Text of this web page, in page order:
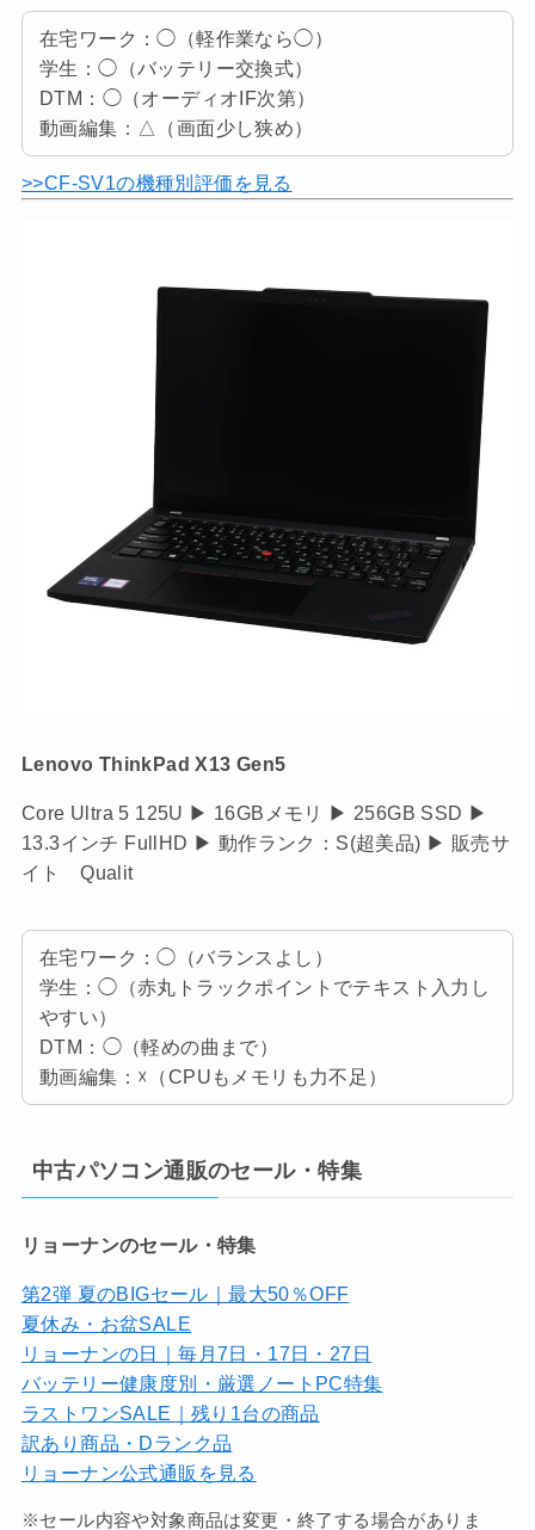
在宅ワーク：◯（軽作業なら◯）
学生：◯（バッテリー交換式）
DTM：◯（オーディオIF次第）
動画編集：△（画面少し狭め）
>>CF-SV1の機種別評価を見る
Lenovo ThinkPad X13 Gen5
Core Ultra 5 125U ▶ 16GBメモリ ▶ 256GB SSD ▶
13.3インチ FullHD ▶ 動作ランク：S(超美品) ▶ 販売サ
イト Qualit
在宅ワーク：◯（バランスよし）
学生：◯（赤丸トラックポイントでテキスト入力し
やすい）
DTM：◯（軽めの曲まで）
動画編集：☓（CPUもメモリも力不足）
中古パソコン通販のセール・特集
リョーナンのセール・特集
第2弾 夏のBIGセール｜最大50％OFF
夏休み・お盆SALE
リョーナンの日｜毎月7日・17日・27日
バッテリー健康度別・厳選ノートPC特集
ラストワンSALE｜残り1台の商品
訳あり商品・Dランク品
リョーナン公式通販を見る
※セール内容や対象商品は変更・終了する場合がありま